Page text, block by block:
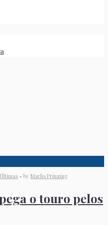
Últimas • by Marlis Prinzing
o touro pelos